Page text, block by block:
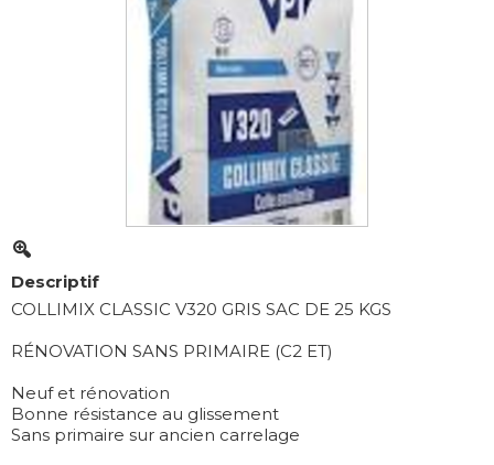
Descriptif
COLLIMIX CLASSIC V320 GRIS SAC DE 25 KGS
RÉNOVATION SANS PRIMAIRE (C2 ET)
Neuf et rénovation
Bonne résistance au glissement
Sans primaire sur ancien carrelage